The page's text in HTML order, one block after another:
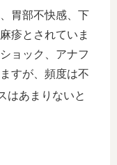
胃部不快感、下
疹とされていま
ョック、アナフ
すが、頻度は不
はあまりないと